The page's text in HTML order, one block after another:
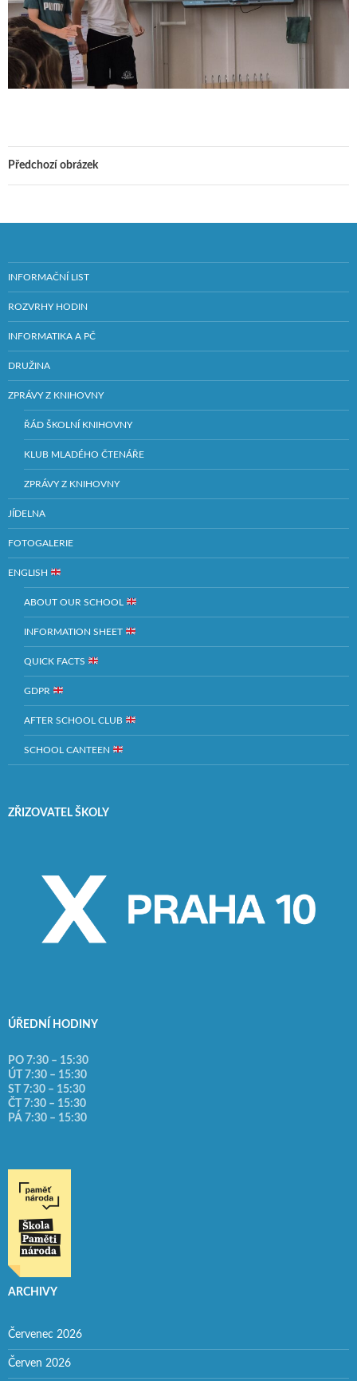
Předchozí obrázek
INFORMAČNÍ LIST
ROZVRHY HODIN
INFORMATIKA A PČ
DRUŽINA
ZPRÁVY Z KNIHOVNY
ŘÁD ŠKOLNÍ KNIHOVNY
KLUB MLADÉHO ČTENÁŘE
ZPRÁVY Z KNIHOVNY
JÍDELNA
FOTOGALERIE
ENGLISH
ABOUT OUR SCHOOL
INFORMATION SHEET
QUICK FACTS
GDPR
AFTER SCHOOL CLUB
SCHOOL CANTEEN
ZŘIZOVATEL ŠKOLY
ÚŘEDNÍ HODINY
PO 7:30 – 15:30
ÚT 7:30 – 15:30
ST 7:30 – 15:30
ČT 7:30 – 15:30
PÁ 7:30 – 15:30
ARCHIVY
Červenec 2026
Červen 2026